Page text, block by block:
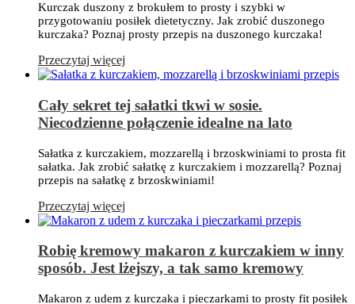
Kurczak duszony z brokułem to prosty i szybki w
przygotowaniu posiłek dietetyczny. Jak zrobić duszonego
kurczaka? Poznaj prosty przepis na duszonego kurczaka!
Przeczytaj więcej
Cały sekret tej sałatki tkwi w sosie.
Niecodzienne połączenie idealne na lato
Sałatka z kurczakiem, mozzarellą i brzoskwiniami to prosta fit
sałatka. Jak zrobić sałatkę z kurczakiem i mozzarellą? Poznaj
przepis na sałatkę z brzoskwiniami!
Przeczytaj więcej
Robię kremowy makaron z kurczakiem w inny
sposób. Jest lżejszy, a tak samo kremowy
Makaron z udem z kurczaka i pieczarkami to prosty fit posiłek